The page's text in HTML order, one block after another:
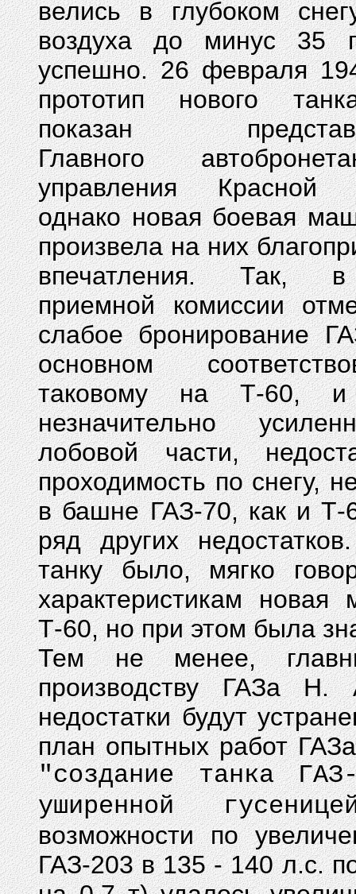
велись в глубоком
воздуха до минус 35
успешно.26 февраля
прототип нового
показан
Главного
управления Красной
однако новая боевая
произвела на них
впечатления. Так,
приемной комиссии
слабое бронирование
основном
таковому на Т-60,
незначительно
лобовой части,
проходимость по снегу,
в башне ГАЗ-70, как и Т-
ряд других
танку было, мягко
характеристикам
Т-60, но при этом была
Тем не менее,
производству ГАЗа Н.
недостатки будут
план опытных работ
"создание танка
уширенной
возможности по
ГАЗ-203 в 135 - 140 л.с.